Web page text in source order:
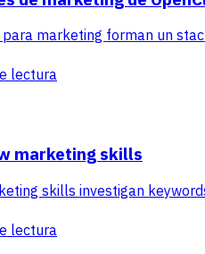
marketing forman un
lectura
marketing skills
skills investigan
lectura